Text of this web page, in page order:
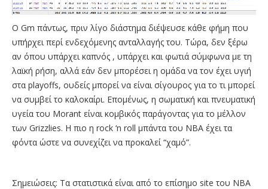
O Gm πάντως, πριν λίγο διάστημα διέψευσε κάθε φήμη που
υπήρχει περί ενδεχόμενης ανταλλαγής του. Τώρα, δεν ξέρω
αν όπου υπάρχει καπνός , υπάρχει και φωτιά σύμφωνα με τη
λαϊκή ρήση, αλλά εάν δεν μπορέσει η ομάδα να τον έχει υγιή
στα playoffs, ουδείς μπορεί να είναι σίγουρος για το τι μπορεί
να συμβεί το καλοκαίρι. Επομένως, η σωματική και πνευματική
υγεία του Morant είναι κομβικός παράγοντας για το μέλλον
των Grizzlies. Η πιο η rock ‘n roll μπάντα του ΝΒΑ έχει τα
φόντα ώστε να συνεχίζει να προκαλεί “χαμό”.
Σημειώσεις: Τα στατιστικά είναι από το επίσημο site του ΝΒΑ